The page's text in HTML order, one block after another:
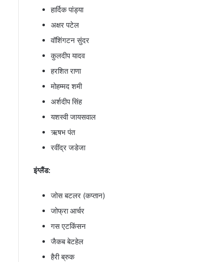
हार्दिक पांड्या
अक्षर पटेल
वॉशिंगटन सुंदर
कुलदीप यादव
हरशित राणा
मोहम्मद शमी
अर्शदीप सिंह
यशस्वी जायसवाल
ऋषभ पंत
रवींद्र जडेजा
इंग्लैंड:
जोस बटलर (कप्तान)
जोफ्रा आर्चर
गस एटकिंसन
जैकब बेटहेल
हैरी ब्रुक